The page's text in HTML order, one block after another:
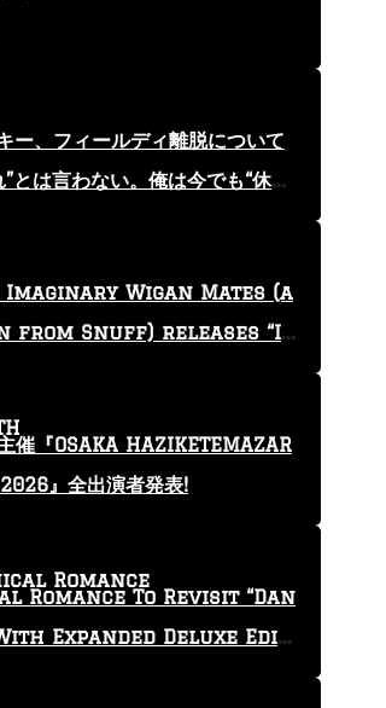
ー、フィールディ離脱について
とは言わない。俺は今でも“休
Wigan Mates (a
from Snuff) releases “I
催『OSAKA HAZIKETEMAZAR
』全出演者発表!
Romance To Revisit “Dan
Expanded Deluxe Editi
Romance